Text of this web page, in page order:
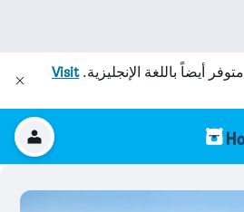
متوفر أيضاً باللغة الإنجليزية.Visit